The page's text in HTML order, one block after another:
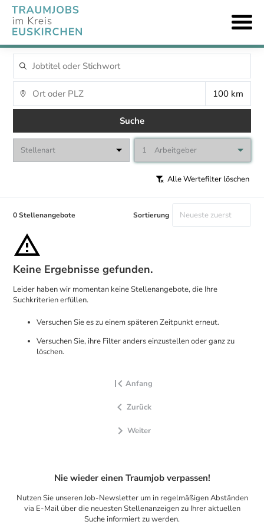
Suche
Stellenart 1 Arbeitgeber
Alle Wertefilter löschen
0 Stellenangebote Sortierung
Keine Ergebnisse gefunden.
Leider haben wir momentan keine Stellenangebote, die Ihre
Suchkriterien erfüllen.
Versuchen Sie es zu einem späteren Zeitpunkt erneut.
Versuchen Sie, ihre Filter anders einzustellen oder ganz zu
löschen.
Anfang
Zurück
Weiter
Nie wieder einen Traumjob verpassen!
Nutzen Sie unseren Job-Newsletter um in regelmäßigen Abständen
via E-Mail über die neuesten Stellenanzeigen zu Ihrer aktuellen
Suche informiert zu werden.